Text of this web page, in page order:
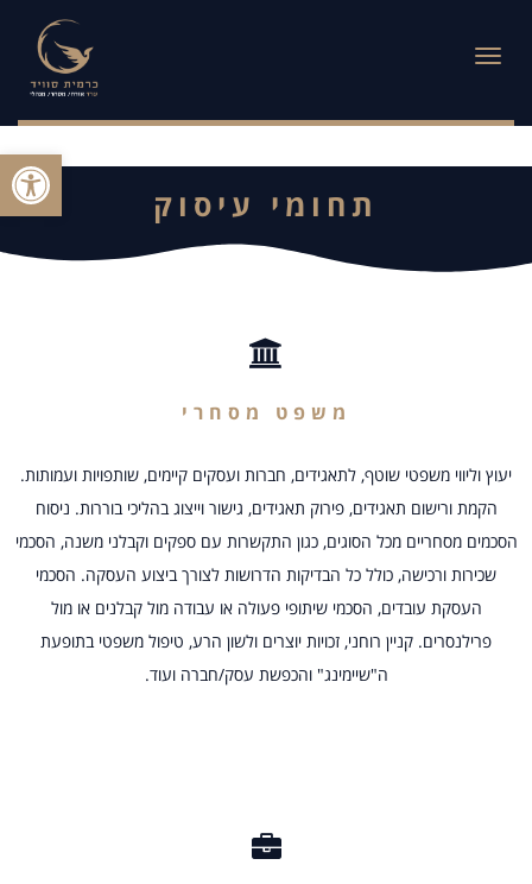
פתח
תפריט
תחומי עיסוק
משפט מסחרי
יעוץ וליווי משפטי שוטף, לתאגידים, חברות ועסקים קיימים, שותפויות ועמותות.
הקמת ורישום תאגידים, פירוק תאגידים, גישור וייצוג בהליכי בוררות. ניסוח
הסכמים מסחריים מכל הסוגים, כגון התקשרות עם ספקים וקבלני משנה, הסכמי
שכירות ורכישה, כולל כל הבדיקות הדרושות לצורך ביצוע העסקה. הסכמי
העסקת עובדים, הסכמי שיתופי פעולה או עבודה מול קבלנים או מול
פרילנסרים. קניין רוחני, זכויות יוצרים ולשון הרע, טיפול משפטי בתופעת
ה"שיימינג" והכפשת עסק/חברה ועוד.